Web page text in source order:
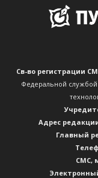
Св-во регистрации
Федеральной
Адрес
Главный
CМС,